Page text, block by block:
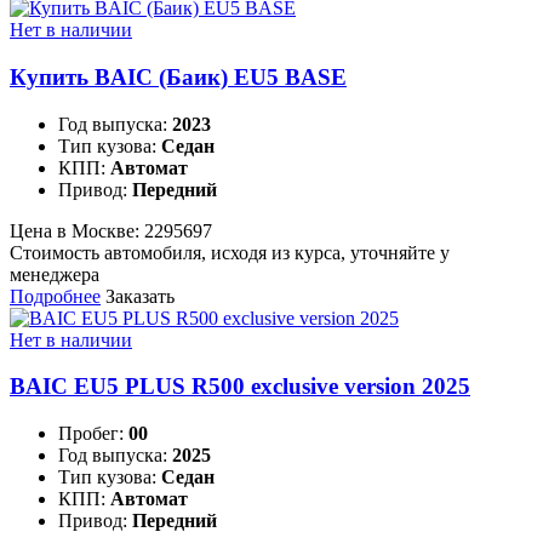
Нет в наличии
Купить BAIC (Баик) EU5 BASE
Год выпуска: 2023
Тип кузова: Седан
КПП: Автомат
Привод: Передний
Цена в Москве: 2295697
Стоимость автомобиля, исходя из курса, уточняйте у
менеджера
Подробнее Заказать
Нет в наличии
BAIC EU5 PLUS R500 exclusive version 2025
Пробег: 00
Год выпуска: 2025
Тип кузова: Седан
КПП: Автомат
Привод: Передний